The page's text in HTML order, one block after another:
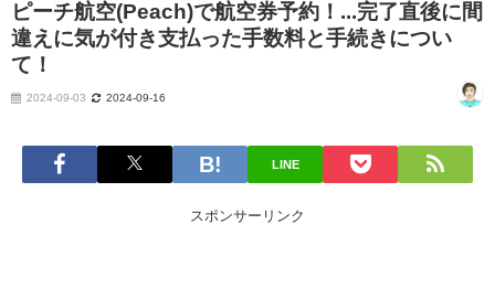
ピーチ航空(Peach)で航空券予約！...完了直後に間
違えに気が付き支払った手数料と手続きについ
て！
2024-09-03 2024-09-16
LINE
スポンサーリンク